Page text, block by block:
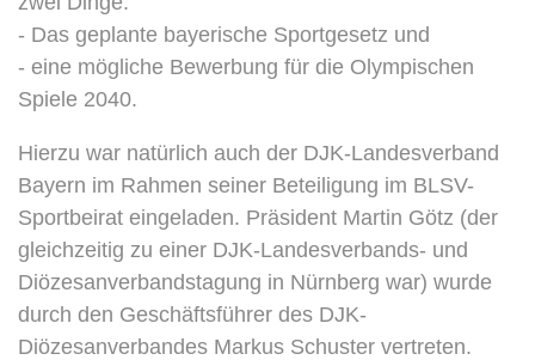
- Das geplante bayerische Sportgesetz und
- eine mögliche Bewerbung für die Olympischen
Spiele 2040.
Hierzu war natürlich auch der DJK-Landesverband
Bayern im Rahmen seiner Beteiligung im BLSV-
Sportbeirat eingeladen. Präsident Martin Götz (der
gleichzeitig zu einer DJK-Landesverbands- und
Diözesanverbandstagung in Nürnberg war) wurde
durch den Geschäftsführer des DJK-
Diözesanverbandes Markus Schuster vertreten.